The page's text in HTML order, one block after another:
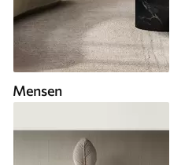
Mensen